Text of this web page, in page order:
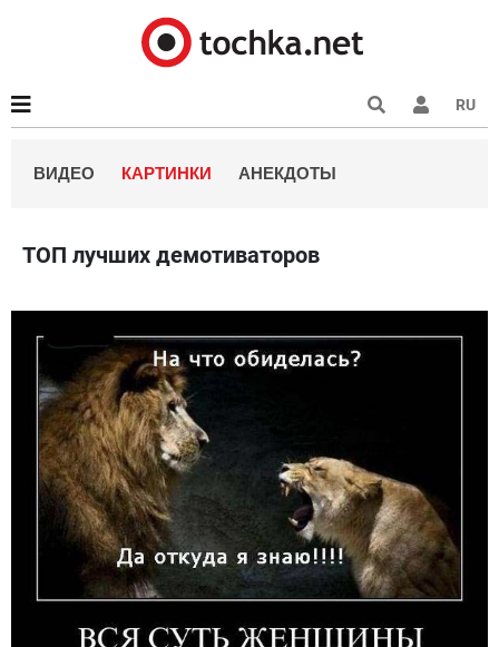
RU
ВИДЕО КАРТИНКИ АНЕКДОТЫ
ТОП лучших демотиваторов